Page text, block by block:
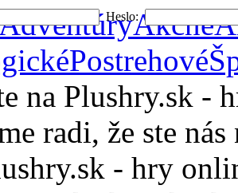
Heslo:Akčné
Postrehové
Plushry.sk -
radi, že ste
- hry